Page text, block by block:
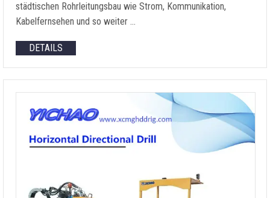
städtischen Rohrleitungsbau wie Strom, Kommunikation,
Kabelfernsehen und so weiter …
DETAILS